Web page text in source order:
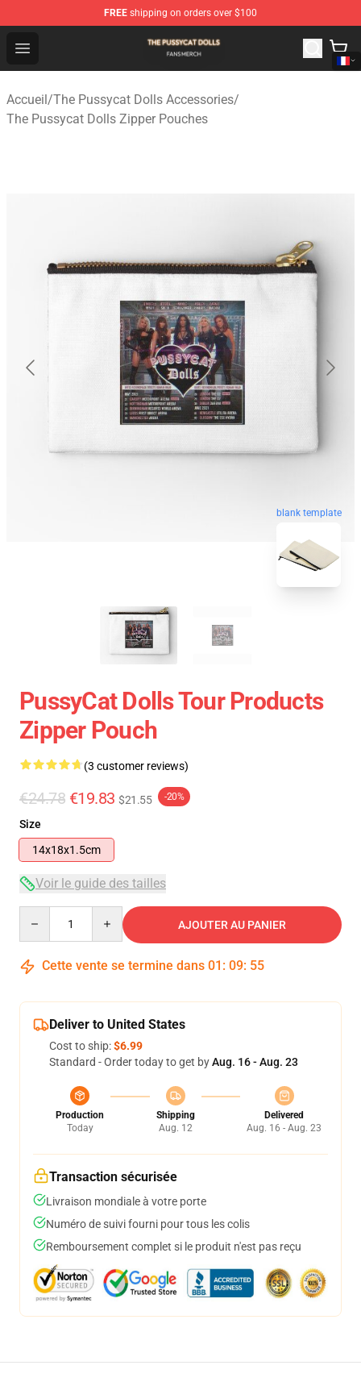
FREE shipping on orders over $100
Open menu
The Pussycat Dolls Shop - Official The Pussycat Dolls
Accueil/The Pussycat Dolls Accessories/
The Pussycat Dolls Zipper Pouches
blank template
PussyCat Dolls Tour Products
Zipper Pouch
(3 customer reviews)
€24.78 €19.83 $21.55 -20%
Size
14x18x1.5cm
Voir le guide des tailles
AJOUTER AU PANIER
Cette vente se termine dans 01 : 09: 55
Deliver to United States
Cost to ship:$6.99
Standard - Order today to get byAug. 16 - Aug. 23
Production
Today
Shipping
Aug. 12
Delivered
Aug. 16 - Aug. 23
Transaction sécurisée
Livraison mondiale à votre porte
Numéro de suivi fourni pour tous les colis
Remboursement complet si le produit n'est pas reçu